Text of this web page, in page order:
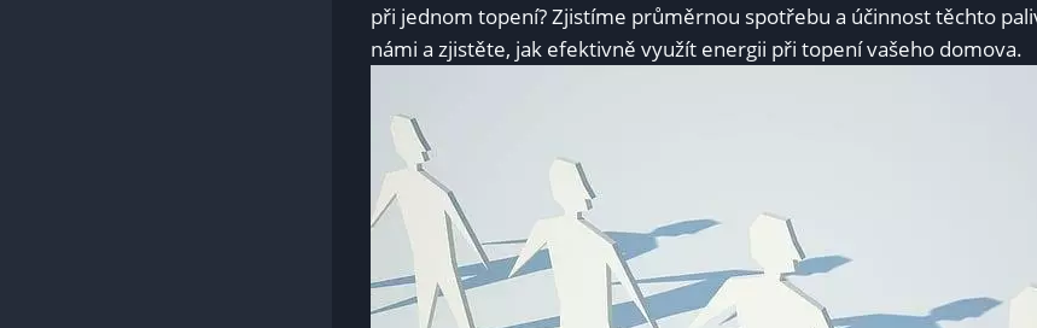
při jednom topení? Zjistíme průměrnou spotřebu a účinnost těchto
námi a zjistěte, jak efektivně využít energii při topení vašeho domova.